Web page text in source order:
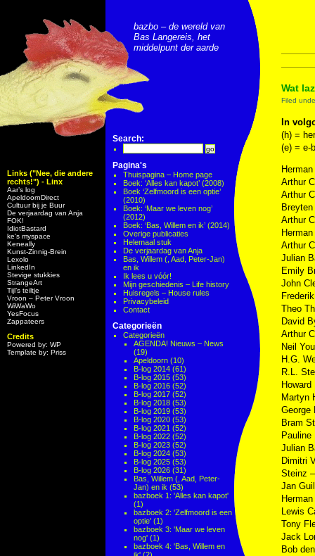
Links ("Nee, die andere
rechts!") - Linx
Aar’s log
ApeldoornDirect
Cultuur bij je Buur
De verjaardag van Anja
FOK!
IdiotBastard
ke's myspace
Keneally
Kunst-Zinnig-Brein
Lexolo
LinkedIn
Stevige stukkies
StrangeArt
Tijl’s teiltje
Vroon – Peter Vroon
WiWaWo
YesFocus
Zappateers
Credits
Powered by: WP
Template by: Priss
bazbo – de wereld van
Bas Langereis, het
middelpunt der aarde
Search:
Pagina's
Thuispagina – Home page
Boek: ‘Alles kan kapot’ (2008)
Boek ‘Zelfmoord is een optie’
(2010)
Boek: ‘Maar we leven nog’
(2012)
Boek: ‘Bas, Willem en ik’ (2014)
Overige publicaties
Helemaal stuk
De verjaardag van Anja
Bas, Willem (, Aad, Peter-Jan)
en ik
Ik lees u vóór!
Mijn geschiedenis – Life history
Huisregels – House rules
Privacybeleid
Contact
Categorieën
Categorieën
AGENDA! Nieuws – News
(19)
Apeldoorn (10)
B-log 2014 (61)
B-log 2015 (53)
B-log 2016 (52)
B-log 2017 (52)
B-log 2018 (53)
B-log 2019 (53)
B-log 2020 (53)
B-log 2021 (52)
B-log 2022 (52)
B-log 2023 (52)
B-log 2024 (53)
B-log 2025 (53)
B-log 2026 (31)
Bas, Willem (, Aad, Peter-
Jan) en ik (53)
bazboek 1: 'Alles kan kapot'
(1)
bazboek 2: 'Zelfmoord is een
optie' (1)
bazboek 3: 'Maar we leven
nog' (1)
bazboek 4: 'Bas, Willem en
Wat
Filed
In
(h) =
(e) = e-
Arthur
Arthur
Arthur
Arthur
Julian
Emily
John
Theo
David
Arthur
Neil
H.G.
R.L.
Martyn
George
Bram
Julian
Dimitri
Steinz
Jan
Lewis
Tony
Jack
Bob